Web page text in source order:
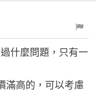
什麼問題，只有一
滿高的，可以考慮